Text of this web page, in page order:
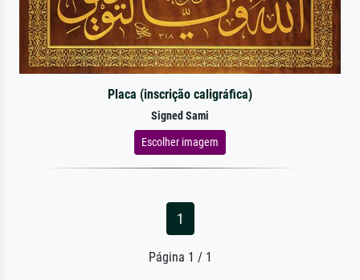
Placa (inscrição caligráfica)
Signed Sami
Escolher imagem
1
Página 1 / 1